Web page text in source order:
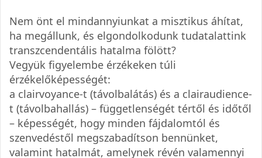
Nem önt el mindannyiunkat a misztikus áhítat,
ha megállunk, és elgondolkodunk tudatalattink
transzcendentális hatalma fölött?
Vegyük figyelembe érzékeken túli
érzékelőképességét:
a clairvoyance-t (távolbalátás) és a clairaudience-
t (távolbahallás) – függetlenségét tértől és időtől
– képességét, hogy minden fájdalomtól és
szenvedéstől megszabadítson bennünket,
valamint hatalmát, amelynek révén valamennyi